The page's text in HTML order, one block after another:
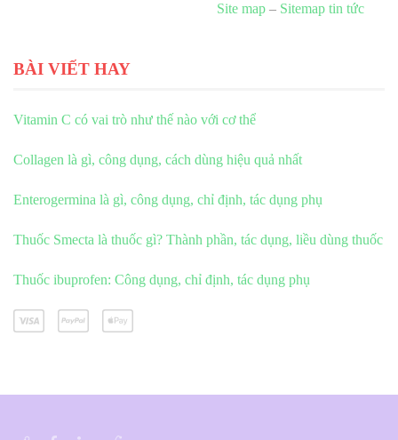
Site map – Sitemap tin tức
BÀI VIẾT HAY
Vitamin C có vai trò như thế nào với cơ thể
Collagen là gì, công dụng, cách dùng hiệu quả nhất
Enterogermina là gì, công dụng, chỉ định, tác dụng phụ
Thuốc Smecta là thuốc gì? Thành phần, tác dụng, liều dùng thuốc
Thuốc ibuprofen: Công dụng, chỉ định, tác dụng phụ